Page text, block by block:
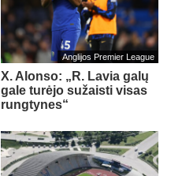
Anglijos Premier League
X. Alonso: „R. Lavia galų
gale turėjo sužaisti visas
rungtynes“